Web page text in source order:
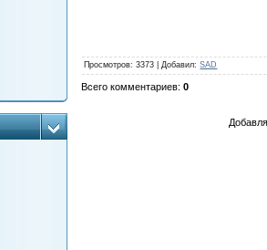
Просмотров: 3373 |Добавил:SAD
Всего комментариев:0